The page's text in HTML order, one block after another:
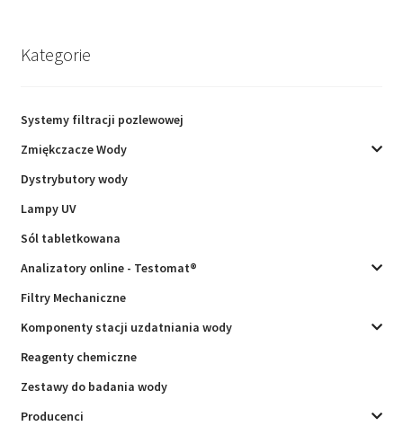
Kategorie
Systemy filtracji pozlewowej
Zmiękczacze Wody
Dystrybutory wody
Lampy UV
Sól tabletkowana
Analizatory online - Testomat®
Filtry Mechaniczne
Komponenty stacji uzdatniania wody
Reagenty chemiczne
Zestawy do badania wody
Producenci